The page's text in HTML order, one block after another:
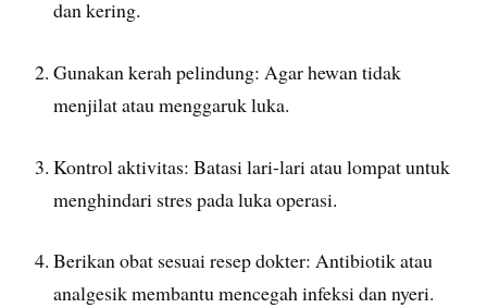
dan kering.
Gunakan kerah pelindung: Agar hewan tidak
menjilat atau menggaruk luka.
Kontrol aktivitas: Batasi lari-lari atau lompat untuk
menghindari stres pada luka operasi.
Berikan obat sesuai resep dokter: Antibiotik atau
analgesik membantu mencegah infeksi dan nyeri.